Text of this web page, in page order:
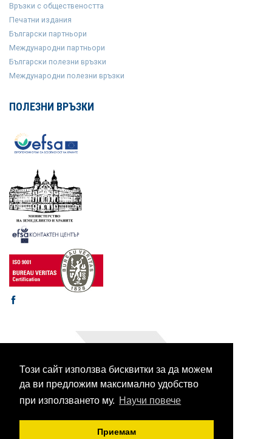
Този сайт използва бисквитки за да можем
да ви предложим максимално удобство
при използването му. Научи повече
Приемам
Връзки с обществеността
Печатни издания
Български партньори
Международни партньори
Български полезни връзки
Международни полезни връзки
ПОЛЕЗНИ ВРЪЗКИ
© 2003-2026 CORHV
Всички права запазени.